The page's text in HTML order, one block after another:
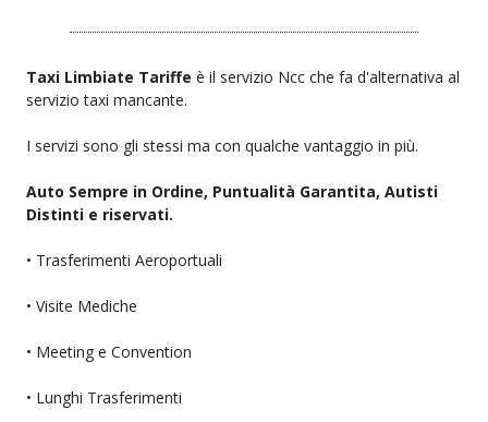
Taxi Limbiate Tariffe è il servizio Ncc che fa d'alternativa al
servizio taxi mancante.
I servizi sono gli stessi ma con qualche vantaggio in più.
Auto Sempre in Ordine, Puntualità Garantita, Autisti
Distinti e riservati.
• Trasferimenti Aeroportuali
• Visite Mediche
• Meeting e Convention
• Lunghi Trasferimenti